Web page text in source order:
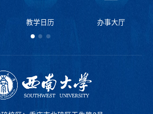
教学日历 办事大厅